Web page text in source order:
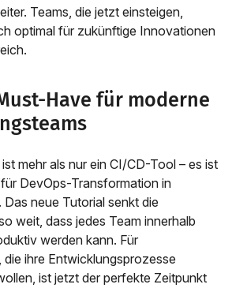
Teams, die jetzt einsteigen,
optimal für zukünftige Innovationen
Have für moderne
mehr als nur ein CI/CD-Tool – es ist
DevOps-Transformation in
Das neue Tutorial senkt die
weit, dass jedes Team innerhalb
werden kann. Für
die ihre Entwicklungsprozesse
ist jetzt der perfekte Zeitpunkt